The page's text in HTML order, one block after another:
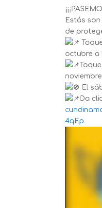
Estás
de
octubre a
El
Da
4qEp